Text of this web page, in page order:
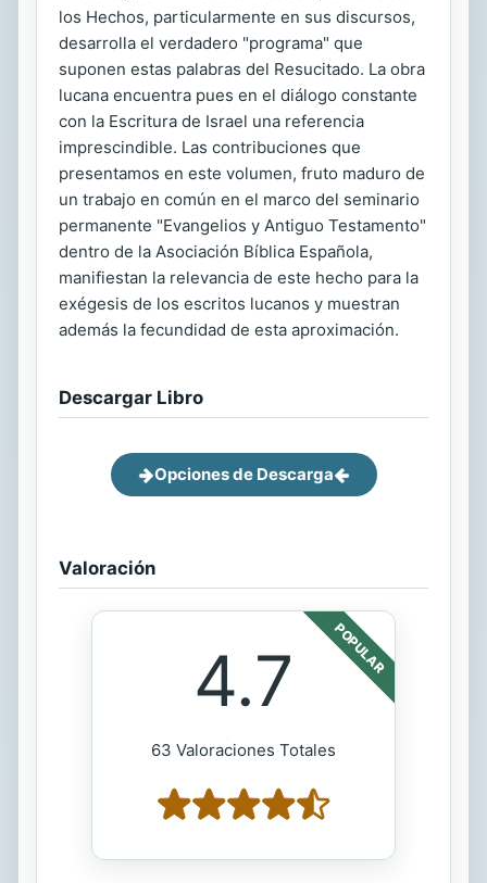
los Hechos, particularmente en sus discursos,
desarrolla el verdadero "programa" que
suponen estas palabras del Resucitado. La obra
lucana encuentra pues en el diálogo constante
con la Escritura de Israel una referencia
imprescindible. Las contribuciones que
presentamos en este volumen, fruto maduro de
un trabajo en común en el marco del seminario
permanente "Evangelios y Antiguo Testamento"
dentro de la Asociación Bíblica Española,
manifiestan la relevancia de este hecho para la
exégesis de los escritos lucanos y muestran
además la fecundidad de esta aproximación.
Descargar Libro
Opciones de Descarga
Valoración
POPULAR
4.7
63 Valoraciones Totales